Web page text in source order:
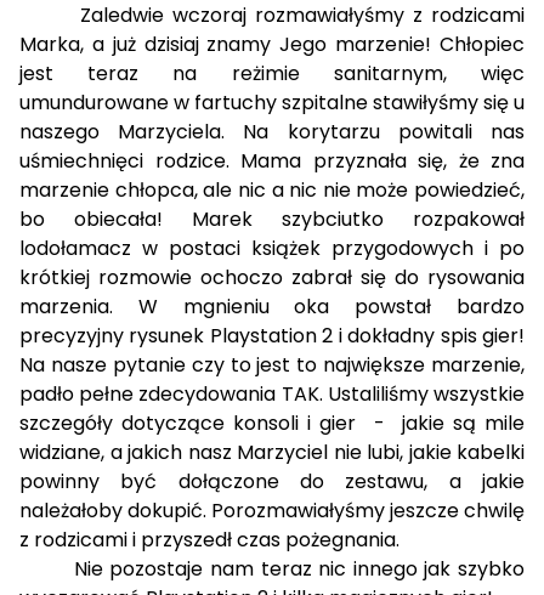
Zaledwie wczoraj rozmawiałyśmy z rodzicami
Marka, a już dzisiaj znamy Jego marzenie! Chłopiec
jest teraz na reżimie sanitarnym, więc
umundurowane w fartuchy szpitalne stawiłyśmy się u
naszego Marzyciela. Na korytarzu powitali nas
uśmiechnięci rodzice. Mama przyznała się, że zna
marzenie chłopca, ale nic a nic nie może powiedzieć,
bo obiecała! Marek szybciutko rozpakował
lodołamacz w postaci książek przygodowych i po
krótkiej rozmowie ochoczo zabrał się do rysowania
marzenia. W mgnieniu oka powstał bardzo
precyzyjny rysunek Playstation 2 i dokładny spis gier!
Na nasze pytanie czy to jest to największe marzenie,
padło pełne zdecydowania TAK. Ustaliliśmy wszystkie
szczegóły dotyczące konsoli i gier - jakie są mile
widziane, a jakich nasz Marzyciel nie lubi, jakie kabelki
powinny być dołączone do zestawu, a jakie
należałoby dokupić. Porozmawiałyśmy jeszcze chwilę
z rodzicami i przyszedł czas pożegnania.
Nie pozostaje nam teraz nic innego jak szybko